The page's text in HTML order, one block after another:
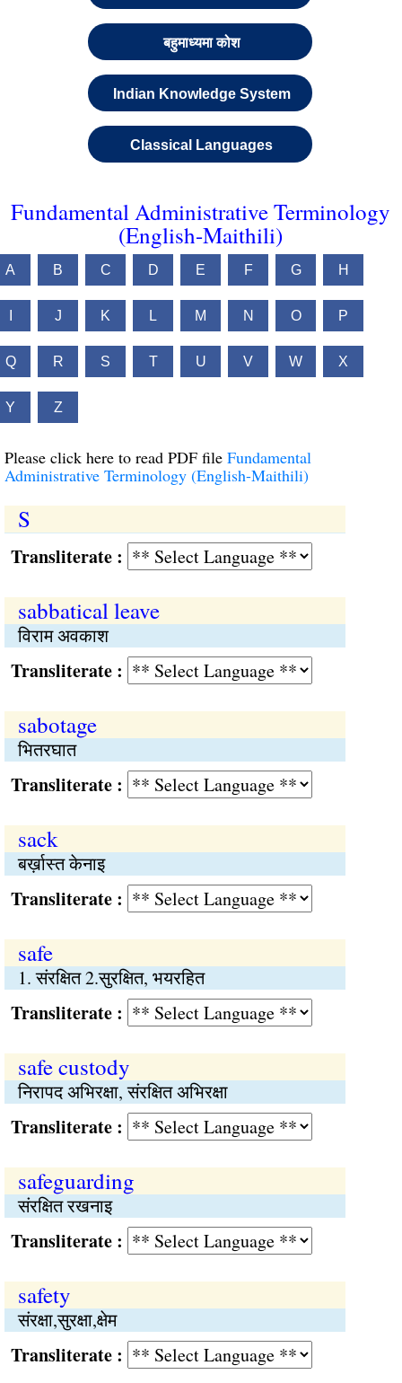
बहुमाध्यमा कोश
Indian Knowledge System
Classical Languages
Fundamental Administrative Terminology
(English-Maithili)
A B C D E F G H
J K L M N O P
Q R S T U V W X
Y Z
Please click here to read PDF file Fundamental
Administrative Terminology (English-Maithili)
S
:
sabbatical leave
विराम अवकाश
:
sabotage
भितरघात
:
sack
बर्ख़ास्त केनाइ
:
safe
1. संरक्षित 2.सुरक्षित, भयरहित
:
safe custody
निरापद अभिरक्षा, संरक्षित अभिरक्षा
:
safeguarding
संरक्षित रखनाइ
:
safety
संरक्षा,सुरक्षा,क्षेम
: